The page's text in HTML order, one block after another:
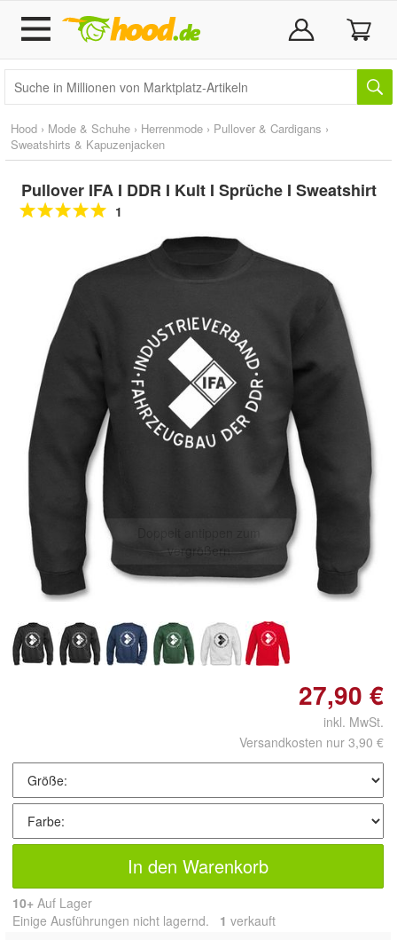
Hood › Mode & Schuhe › Herrenmode › Pullover & Cardigans ›
Sweatshirts & Kapuzenjacken
Pullover IFA I DDR I Kult I Sprüche I Sweatshirt
1
vergrößern
27,90 €
inkl. MwSt.
Versandkosten nur 3,90 €
In den Warenkorb
10+ Auf Lager
Einige Ausführungen nicht lagernd. 1 verkauft